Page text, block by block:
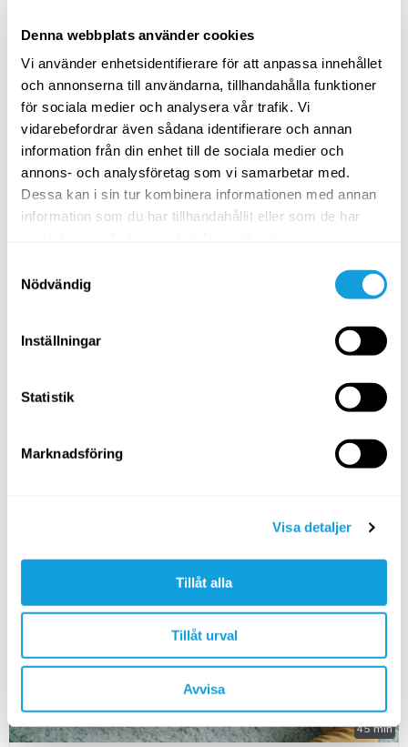
Denna webbplats använder cookies
Vi använder enhetsidentifierare för att anpassa innehållet
och annonserna till användarna, tillhandahålla funktioner
för sociala medier och analysera vår trafik. Vi
vidarebefordrar även sådana identifierare och annan
information från din enhet till de sociala medier och
annons- och analysföretag som vi samarbetar med.
Dessa kan i sin tur kombinera informationen med annan
information som du har tillhandahållit eller som de har
Nödvändig
Inställningar
Statistik
Marknadsföring
Visa detaljer
Tillåt alla
Tillåt urval
Avvisa
A grounding meditation using sight, sound, and bodily
sensations to help you gently settle the mind.
SPARA TILL FAVORITER
30 min
Somatic Flow
möjlighet att mjukna varsamt.
45min